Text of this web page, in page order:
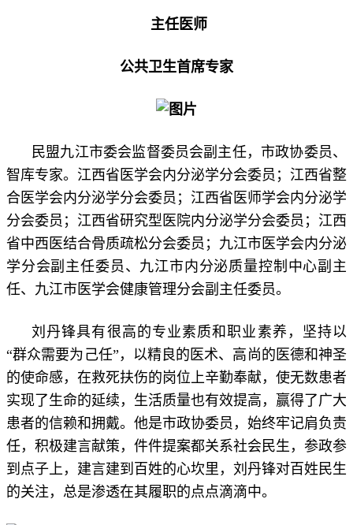
主任医师
公共卫生首席专家
民盟九江市委会监督委员会副主任，市政协委员、
智库专家。江西省医学会内分泌学分会委员；江西省整
合医学会内分泌学分会委员；江西省医师学会内分泌学
分会委员；江西省研究型医院内分泌学分会委员；江西
省中西医结合骨质疏松分会委员；九江市医学会内分泌
学分会副主任委员、九江市内分泌质量控制中心副主
任、九江市医学会健康管理分会副主任委员。
刘丹锋具有很高的专业素质和职业素养，坚持以
“群众需要为己任”，以精良的医术、高尚的医德和神圣
的使命感，在救死扶伤的岗位上辛勤奉献，使无数患者
实现了生命的延续，生活质量也有效提高，赢得了广大
患者的信赖和拥戴。他是市政协委员，始终牢记肩负责
任，积极建言献策，件件提案都关系社会民生，参政参
到点子上，建言建到百姓的心坎里，刘丹锋对百姓民生
的关注，总是渗透在其履职的点点滴滴中。